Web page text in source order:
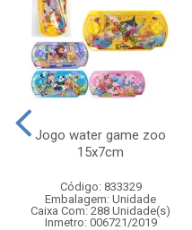
Jogo water game zoo
15x7cm
Código: 833329
Embalagem: Unidade
Caixa Com: 288 Unidade(s)
Inmetro: 006721/2019